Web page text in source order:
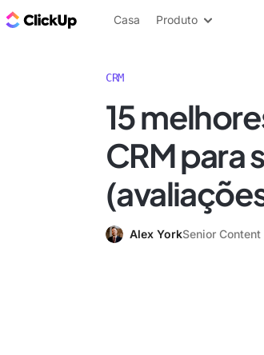
ClickUp Blogue
Casa Produto
CRM
15
CRM para
Alex YorkSenior